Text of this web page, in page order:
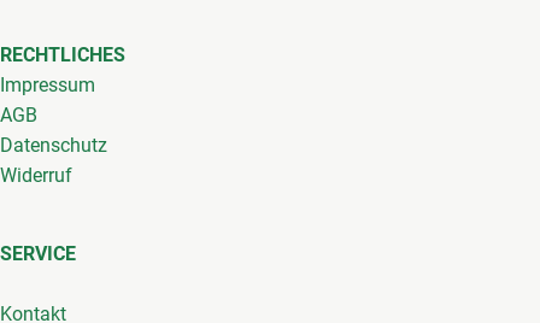
RECHTLICHES
Impressum
AGB
Datenschutz
Widerruf
SERVICE
Kontakt